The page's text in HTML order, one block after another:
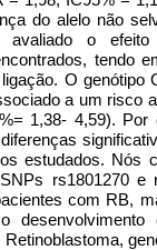
do alelo não
avaliado o
tendo
O genótipo
a um risco
1,38- 4,59).
estudados. Nós
rs1801270 e
com RB,